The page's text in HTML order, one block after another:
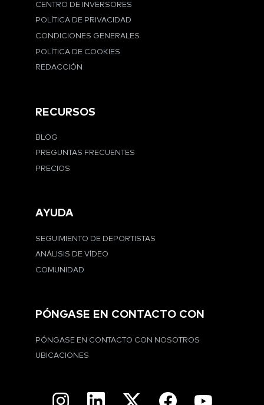
CENTRO DE INVERSORES
POLÍTICA DE PRIVACIDAD
CONDICIONES GENERALES
POLÍTICA DE COOKIES
REDACCIÓN
RECURSOS
BLOG
PREGUNTAS FRECUENTES
PRECIOS
AYUDA
SEGUIMIENTO DE DEPORTISTAS
ANÁLISIS DE VÍDEO
COMUNIDAD
PÓNGASE EN CONTACTO CON
PÓNGASE EN CONTACTO CON NOSOTROS
UBICACIONES